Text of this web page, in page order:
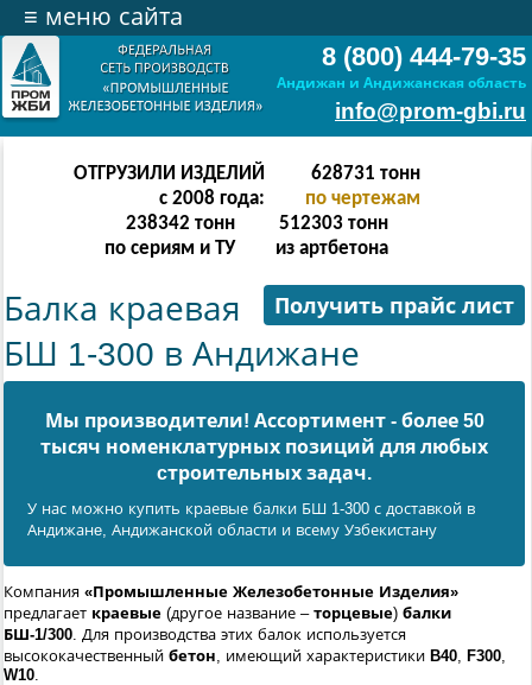
8 (800) 444-79-35
Андижан и Андижанская область
info@prom-gbi.ru
≡ меню сайта
ОТГРУЗИЛИ ИЗДЕЛИЙ
с 2008 года:
628731 тонн
по чертежам
238342 тонн
по сериям и ТУ
512303 тонн
из артбетона
Получить прайс лист
Балка краевая
БШ 1-300 в Андижане
Мы производители! Ассортимент - более 50
тысяч номенклатурных позиций для любых
cтроительных задач.
У нас можно купить краевые балки БШ 1-300 с доставкой в
Андижанe, Андижанской области и всему Узбекистану
Компания «Промышленные Железобетонные Изделия»
предлагает краевые (другое название – торцевые) балки
БШ-1/300. Для производства этих балок используется
высококачественный бетон, имеющий характеристики B40, F300,
W10.